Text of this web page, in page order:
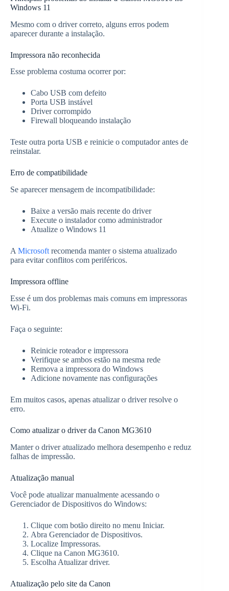
Windows 11
Mesmo com o driver correto, alguns erros podem
aparecer durante a instalação.
Impressora não reconhecida
Esse problema costuma ocorrer por:
Cabo USB com defeito
Porta USB instável
Driver corrompido
Firewall bloqueando instalação
Teste outra porta USB e reinicie o computador antes de
reinstalar.
Erro de compatibilidade
Se aparecer mensagem de incompatibilidade:
Baixe a versão mais recente do driver
Execute o instalador como administrador
Atualize o Windows 11
A Microsoft recomenda manter o sistema atualizado
para evitar conflitos com periféricos.
Impressora offline
Esse é um dos problemas mais comuns em impressoras
Wi-Fi.
Faça o seguinte:
Reinicie roteador e impressora
Verifique se ambos estão na mesma rede
Remova a impressora do Windows
Adicione novamente nas configurações
Em muitos casos, apenas atualizar o driver resolve o
erro.
Como atualizar o driver da Canon MG3610
Manter o driver atualizado melhora desempenho e reduz
falhas de impressão.
Atualização manual
Você pode atualizar manualmente acessando o
Gerenciador de Dispositivos do Windows:
Clique com botão direito no menu Iniciar.
Abra Gerenciador de Dispositivos.
Localize Impressoras.
Clique na Canon MG3610.
Escolha Atualizar driver.
Atualização pelo site da Canon